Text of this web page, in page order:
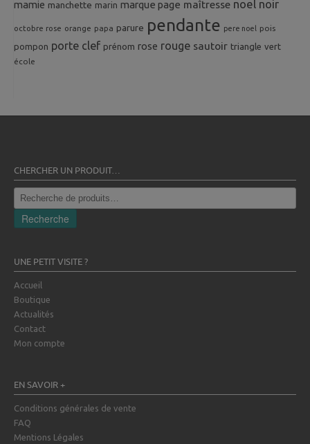
mamie manchette marin marque page maîtresse noel noir
octobre rose orange papa parure pendante pere noel pois
pompon porte clef prénom rose rouge sautoir triangle vert
école
CHERCHER UN PRODUIT…
Recherche
pour :
Recherche
UNE PETIT VISITE ?
Accueil
Boutique
Actualités
Contact
Mon compte
EN SAVOIR +
Conditions générales de vente
FAQ
Mentions Légales